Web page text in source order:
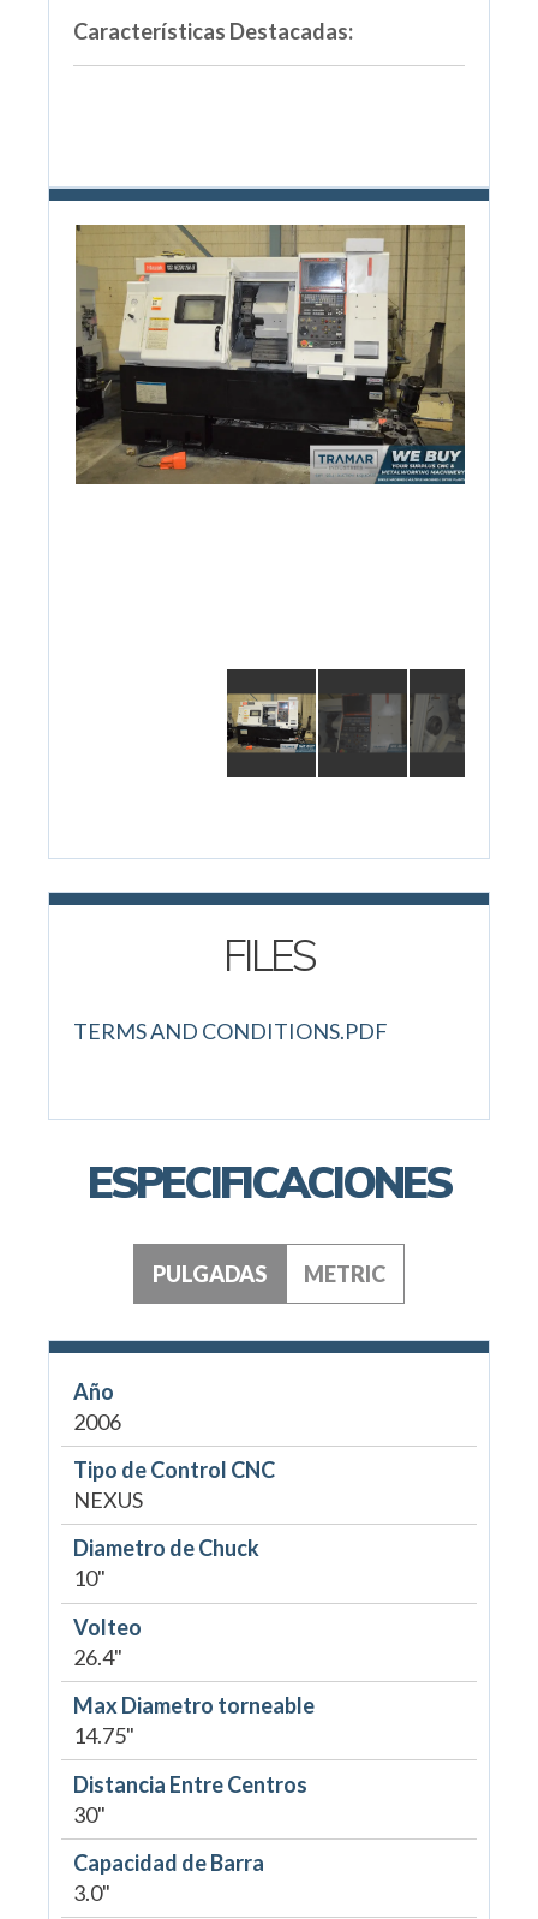
Características Destacadas:
FILES
TERMS AND CONDITIONS.PDF
ESPECIFICACIONES
PULGADAS METRIC
Año
2006
Tipo de Control CNC
NEXUS
Diametro de Chuck
10"
Volteo
26.4"
Max Diametro torneable
14.75"
Distancia Entre Centros
30"
Capacidad de Barra
3.0"